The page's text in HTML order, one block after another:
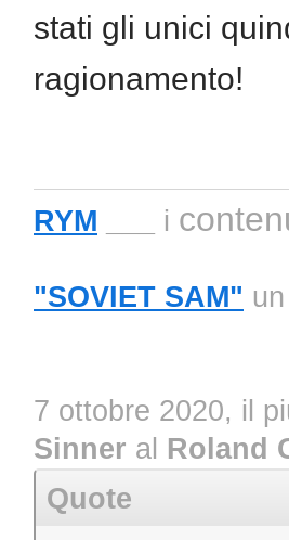
stati gli unici
ragionamento!
RYM i
"SOVIET SAM"
7 ottobre 2020, il
Sinner al Roland
Quote